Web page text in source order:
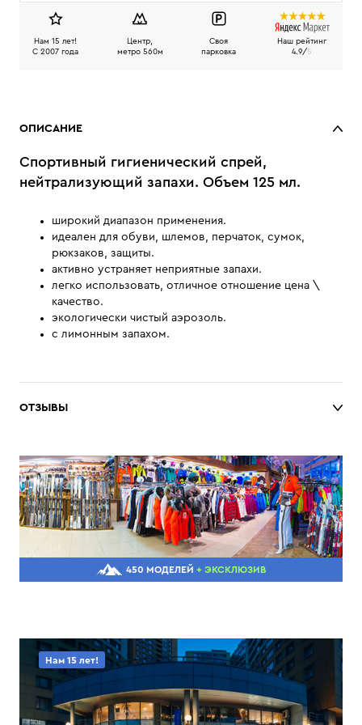
Нам 15 лет!
C 2007 года
Центр,
метро 560м
Своя
парковка
Наш рейтинг
4.9/5
ОПИСАНИЕ
Спортивный гигиенический спрей,
нейтрализующий запахи. Объем 125 мл.
широкий диапазон применения.
идеален для обуви, шлемов, перчаток, сумок,
рюкзаков, защиты.
активно устраняет неприятные запахи.
легко использовать, отличное отношение цена \
качество.
экологически чистый аэрозоль.
с лимонным запахом.
ОТЗЫВЫ
450 МОДЕЛЕЙ + ЭКСКЛЮЗИВ
Нам 15 лет!